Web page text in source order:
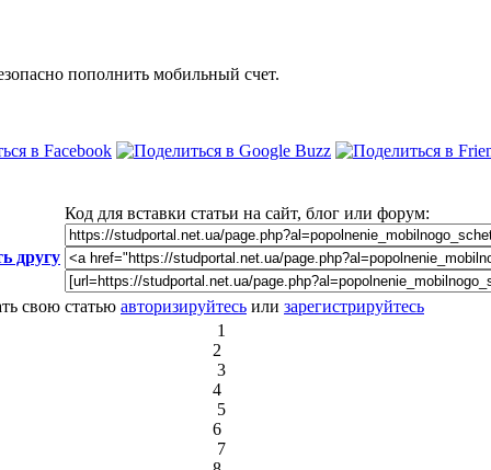
пополнить мобильный счет.
другу
Код для вставки статьи на сайт, блог или форум:
свою статью авторизируйтесь или зарегистрируйтесь
1
2
3
4
5
6
7